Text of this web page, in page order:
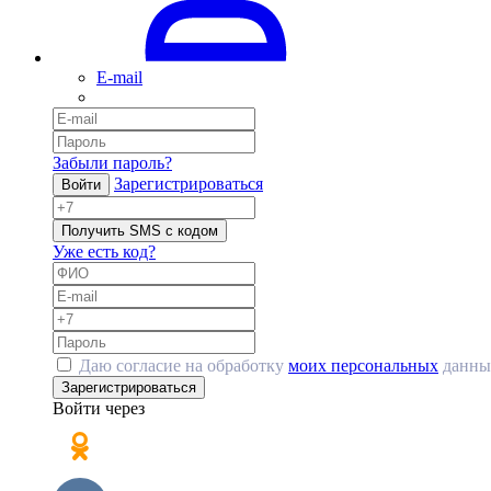
E-mail
Забыли пароль?
Войти Зарегистрироваться
Получить SMS с кодом
Уже есть код?
Даю согласие на обработку моих персональных
Зарегистрироваться
Войти через